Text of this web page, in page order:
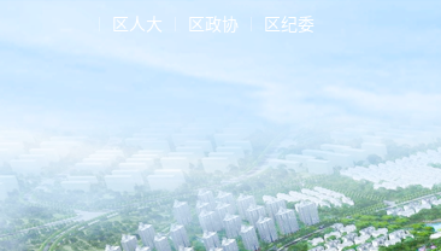
区人大 区政协 区纪委